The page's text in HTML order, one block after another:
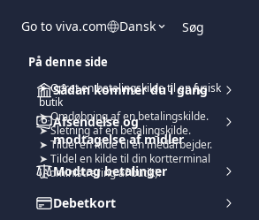
Go to viva.com Dansk Søg
Sådan kommer du i gang
Afsendelse og
modtagelse af midler
Modtag betalinger
Debetkort
På denne side
➤ Opret en betalingskilde til en fysisk
butik
➤ Omdøbning af en betalingskilde.
➤ Sletning af en betalingskilde.
➤ Tildel en kilde til en medarbejder.
➤ Tildel en kilde til din kortterminal
(Administrering af butik):